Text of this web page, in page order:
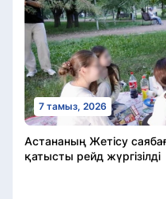
7 тамыз, 2026
Астананың Жетісу
қатысты рейд жүргізілді